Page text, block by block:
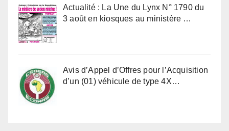
Actualité : La Une du Lynx N° 1790 du
3 août en kiosques au ministère …
Avis d’Appel d’Offres pour l’Acquisition
d’un (01) véhicule de type 4X…